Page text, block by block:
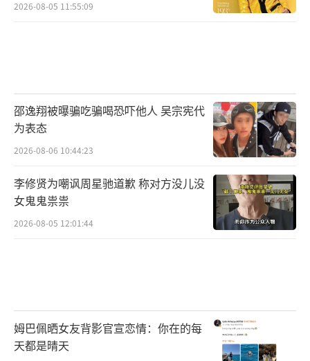
2026-08-05 11:55:09
邵逸翔被曝骗吃骗喝恐吓他人 吴宗宪代
为表态
2026-08-06 10:44:23
李修贤为嘲讽周星驰道歉 称对方没儿没
女鬼鬼祟祟
2026-08-05 12:01:44
姆巴佩晒女友背影官宣恋情：你在的每
天都是晴天